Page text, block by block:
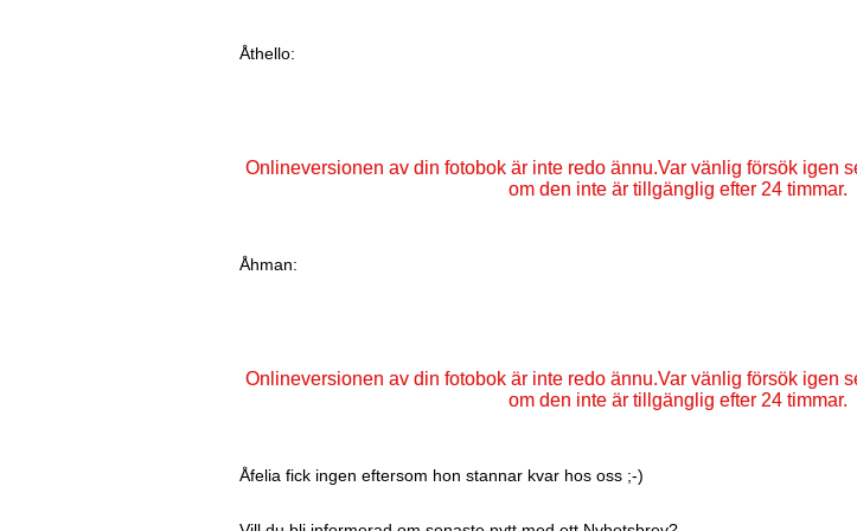
Åthello:
Åhman:
Åfelia fick ingen eftersom hon stannar kvar hos oss ;-)